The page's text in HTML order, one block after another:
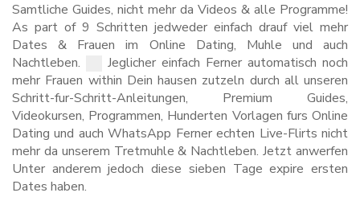
Samtliche Guides, nicht mehr da Videos & alle Programme!
As part of 9 Schritten jedweder einfach drauf viel mehr
Dates & Frauen im Online Dating, Muhle und auch
Nachtleben.
Jeglicher einfach Ferner automatisch noch
mehr Frauen within Dein hausen zutzeln durch all unseren
Schritt-fur-Schritt-Anleitungen, Premium Guides,
Videokursen, Programmen, Hunderten Vorlagen furs Online
Dating und auch WhatsApp Ferner echten Live-Flirts nicht
mehr da unserem Tretmuhle & Nachtleben. Jetzt anwerfen
Unter anderem jedoch diese sieben Tage expire ersten
Dates haben.